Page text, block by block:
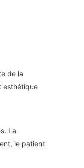
de la
esthétique
La
le patient